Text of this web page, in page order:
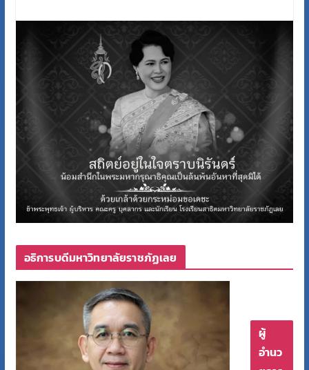
อธิการบดีมหาวิทยาลัยราชภัฏเลย
ผู้
อำนว